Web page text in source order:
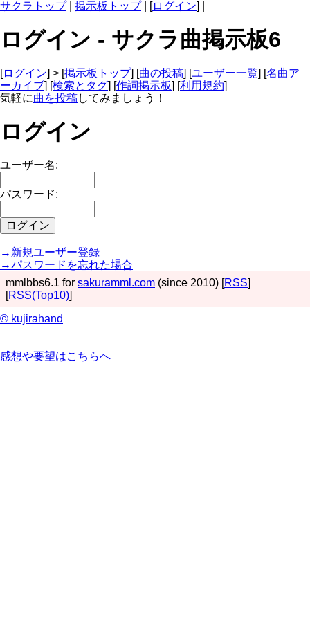
サクラトップ| 掲示板トップ| [ログイン] |
ログイン - サクラ曲掲示板6
[ログイン] > [掲示板トップ] [曲の投稿] [ユーザー一覧] [名曲ア
ーカイブ] [検索とタグ] [作詞掲示板] [利用規約]
気軽に曲を投稿してみましょう！
ログイン
ユーザー名:
パスワード:
→新規ユーザー登録
→パスワードを忘れた場合
mmlbbs6.1 for sakuramml.com (since 2010) [RSS]
[RSS(Top10)]
© kujirahand
感想や要望はこちらへ